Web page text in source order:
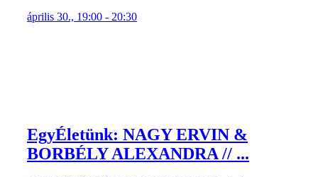
április 30., 19:00 - 20:30
EgyÉletünk: NAGY ERVIN &
BORBÉLY ALEXANDRA // ...